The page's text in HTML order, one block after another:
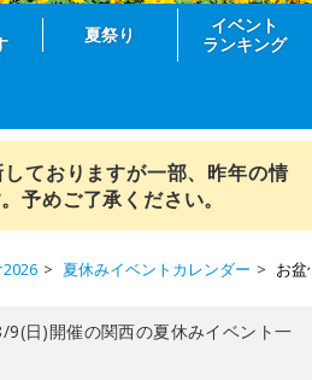
夏祭り
イベント
ランキング
ておりますが一部、昨年の情
予めご了承ください。
夏休みイベントカレンダー お盆
9(日)開催の関西の夏休みイベント一